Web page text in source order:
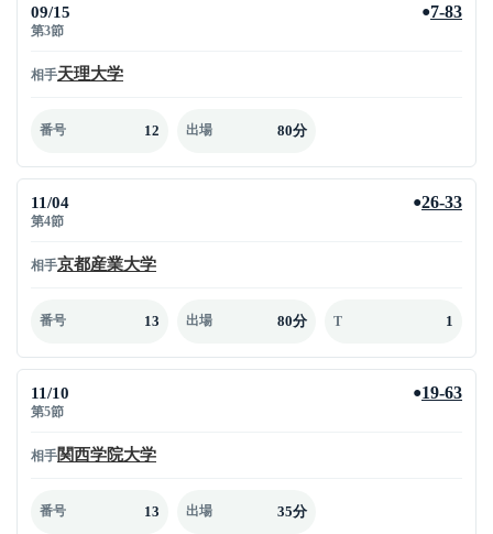
09/15
第3節
●7-83
相手天理大学
番号 12 出場 80分
11/04
第4節
●26-33
相手京都産業大学
番号 13 出場 80分 T 1
11/10
第5節
●19-63
相手関西学院大学
番号 13 出場 35分